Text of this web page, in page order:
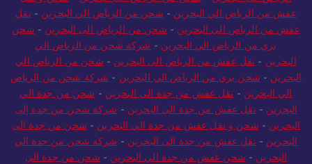
عفش من الرياض الي البحرين - شحن من الرياض الي البحرين - نقل
عفش من الرياض الى البحرين - شحن من الرياض الى البحرين - شحن
بري من الرياض الي البحرين - شركة شحن من الرياض الي
البحرين - نقل عفش من الرياض الى البحرين - شحن من الرياض الي
البحرين - شحن بري من الرياض الي البحرين - شركة شحن من الرياض
الي البحرين - نقل عفش من جدة الى البحرين - شحن من جدة الي
البحرين - نقل عفش من جدة الى البحرين - شركة شحن من جدة إلى
البحرين - شحن و نقل عفش من جدة الي البحرين - شحن من جدة الى
البحرين - نقل عفش من جدة الى البحرين - شركة شحن من جدة الي
البحرين - شحن عفش من جدة الي البحرين - شحن من جدة الى